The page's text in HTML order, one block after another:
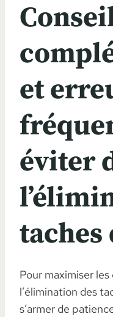
et
éviter
Pour maximiser
l’élimination des
s’armer de